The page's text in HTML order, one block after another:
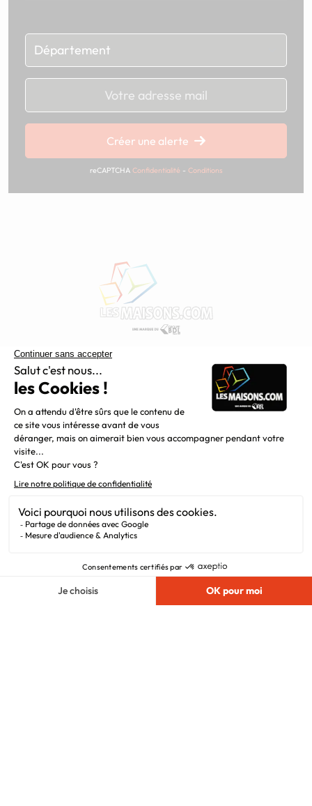
Chargement...
Créer une alerte
reCAPTCHA Confidentialité - Conditions
Constructeur de maisons individuelles, Maisons.com est une
filiale du Groupe BDL, leader de la construction dans le
grand nord de la France.
Liens utiles
Newsletter
Mentions légales
Plan du site